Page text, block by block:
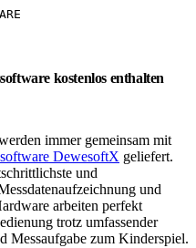
kostenlos enthalten
immer gemeinsam mit
DewesoftX geliefert.
und
und
arbeiten perfekt
trotz umfassender
Messaufgabe zum Kinderspiel.